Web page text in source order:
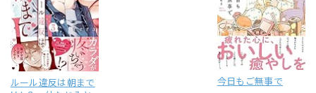
ルール違反は朝まで
今日もご無事で